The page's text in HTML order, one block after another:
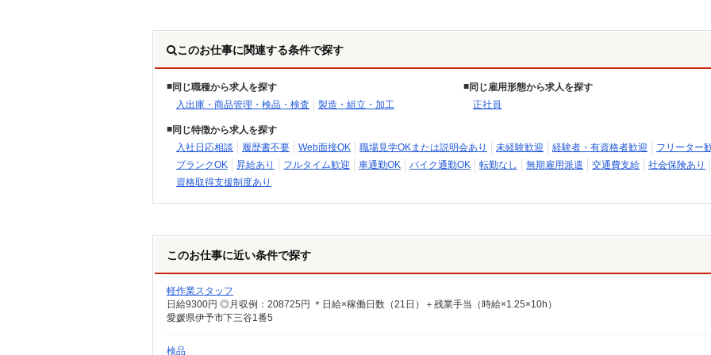
このお仕事に関連する条件で探す
同じ職種から求人を探す
入出庫・商品管理・検品・検査
製造・組立・加工
同じ雇用形態から求人を探す
正社員
同じ特徴から求人を探す
入社日応相談
履歴書不要 Web面接OK 職場見学OKまたは説明会あり 未経験歓迎 経験者・有資格者歓迎
フリーター
ブランクOK
昇給あり フルタイム歓迎 車通勤OK バイク通勤OK 転勤なし 無期雇用派遣 交通費支給
社会保険あり
資格取得支援制度あり
このお仕事に近い条件で探す
軽作業スタッフ
日給9300円 ◎月収例：208725円 ＊日給×稼働日数（21日）＋残業手当（時給×1.25×10h）
愛媛県伊予市下三谷1番5
検品